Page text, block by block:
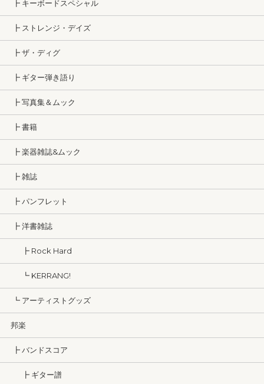
┣ キーボードスペシャル
┣ ストレンジ・デイズ
┣ ザ・ディグ
┣ ギター弾き語り
┣ 写真集＆ムック
┣ 書籍
┣ 楽器雑誌&ムック
┣ 雑誌
┣ パンフレット
┣ 洋書雑誌
┣ Rock Hard
┗ KERRANG!
┗ アーティストグッズ
邦楽
┣ バンドスコア
┣ ギター譜